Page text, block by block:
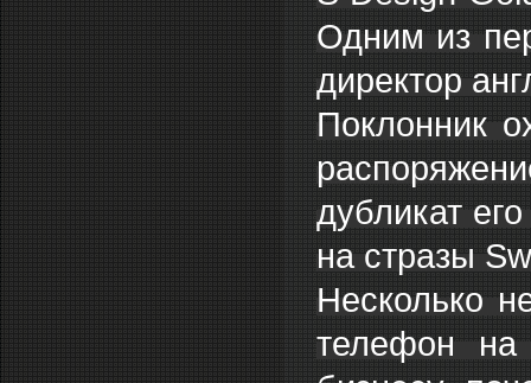
Одним из
директор
Поклонник
дубликат
на стразы
Несколько
телефон на